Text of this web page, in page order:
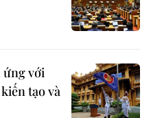
ứng với
tạo và